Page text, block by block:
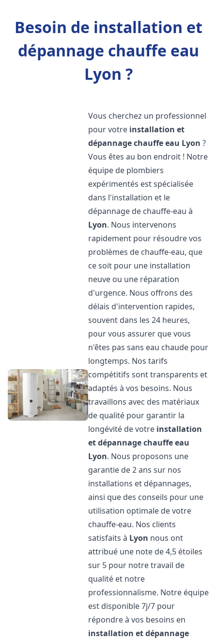
Besoin de installation et
dépannage chauffe eau
Lyon ?
Vous cherchez un professionnel
pour votre installation et
dépannage chauffe eau Lyon ?
Vous êtes au bon endroit ! Notre
équipe de plombiers
expérimentés est spécialisée
dans l'installation et le
dépannage de chauffe-eau à
Lyon. Nous intervenons
rapidement pour résoudre vos
problèmes de chauffe-eau, que
ce soit pour une installation
neuve ou une réparation
d'urgence. Nous offrons des
délais d'intervention rapides,
souvent dans les 24 heures,
pour vous assurer que vous
n'êtes pas sans eau chaude pour
longtemps. Nos tarifs
compétitifs sont transparents et
adaptés à vos besoins. Nous
travaillons avec des matériaux
de qualité pour garantir la
longévité de votre installation
et dépannage chauffe eau
Lyon. Nous proposons une
garantie de 2 ans sur nos
installations et dépannages,
ainsi que des conseils pour une
utilisation optimale de votre
chauffe-eau. Nos clients
satisfaits à Lyon nous ont
attribué une note de 4,5 étoiles
sur 5 pour notre travail de
qualité et notre
professionnalisme. Notre équipe
est disponible 7j/7 pour
répondre à vos besoins en
installation et dépannage